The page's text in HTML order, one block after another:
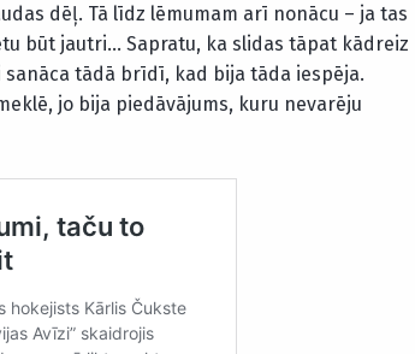
dēļ. Tā līdz lēmumam arī nonācu – ja tas
būt jautri… Sapratu, ka slidas tāpat kādreiz
tādā brīdī, kad bija tāda iespēja.
jo bija piedāvājums, kuru nevarēju